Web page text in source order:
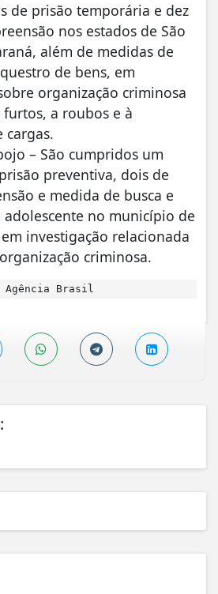
de prisão temporária e dez
nos estados de São
além de medidas de
de bens, em
organização criminosa
a roubos e à
cargas.
– São cumpridos um
preventiva, dois de
e medida de busca e
adolescente no município de
investigação relacionada
criminosa.
Agência Brasil